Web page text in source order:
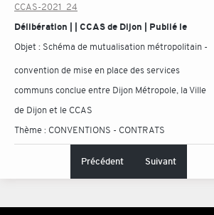
CCAS-2021_24
Délibération | | CCAS de Dijon | Publié le
Objet : Schéma de mutualisation métropolitain -
convention de mise en place des services
communs conclue entre Dijon Métropole, la Ville
de Dijon et le CCAS
Thème : CONVENTIONS - CONTRATS
Précédent Suivant